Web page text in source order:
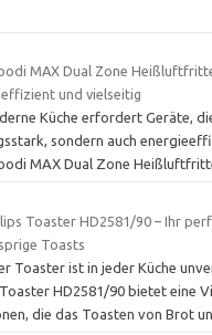
MAX Dual Zone
und vielseitig
Küche erfordert Geräte,
sondern auch
MAX Dual Zone
Toaster HD2581/90 – Ihr
Toasts
Toaster ist in jeder Küche
HD2581/90 bietet eine
die das Toasten von Brot